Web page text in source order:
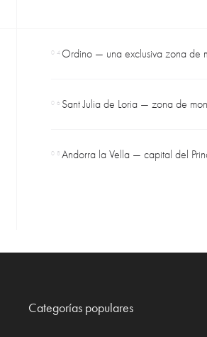
04Ordino — una exclusiva zona de
06 Sant Julia de Loria — zona de
08 Andorra la Vella — capital del
Categorías populares